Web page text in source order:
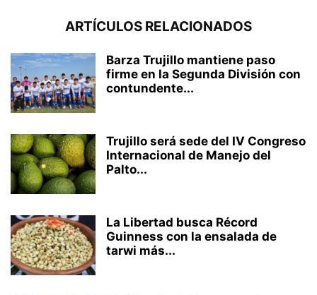
ARTÍCULOS RELACIONADOS
Barza Trujillo mantiene paso
firme en la Segunda División con
contundente...
Trujillo será sede del IV Congreso
Internacional de Manejo del
Palto...
La Libertad busca Récord
Guinness con la ensalada de
tarwi más...